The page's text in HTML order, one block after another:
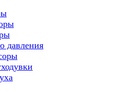
давления